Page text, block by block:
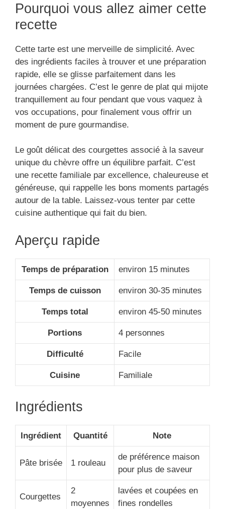
Pourquoi vous allez aimer cette
recette
Cette tarte est une merveille de simplicité. Avec
des ingrédients faciles à trouver et une préparation
rapide, elle se glisse parfaitement dans les
journées chargées. C’est le genre de plat qui mijote
tranquillement au four pendant que vous vaquez à
vos occupations, pour finalement vous offrir un
moment de pure gourmandise.
Le goût délicat des courgettes associé à la saveur
unique du chèvre offre un équilibre parfait. C’est
une recette familiale par excellence, chaleureuse et
généreuse, qui rappelle les bons moments partagés
autour de la table. Laissez-vous tenter par cette
cuisine authentique qui fait du bien.
Aperçu rapide
Temps de préparation environ 15 minutes
Temps de cuisson environ 30-35 minutes
Temps total environ 45-50 minutes
Portions 4 personnes
Difficulté Facile
Cuisine Familiale
Ingrédients
Ingrédient Quantité Note
Pâte brisée 1 rouleau
de préférence maison
pour plus de saveur
Courgettes
2
moyennes
lavées et coupées en
fines rondelles